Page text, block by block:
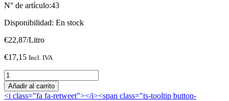
N° de artículo:43
Disponibilidad: En stock
€22,87/Litro
€17,15 Incl. IVA
Athos
2015
cantidad
Añadir al carrito
<i class="fa fa-retweet"></i><span class="ts-tooltip button-